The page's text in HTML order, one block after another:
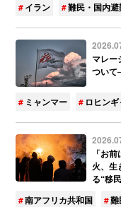
イラン 難民・国内
マレー
ついて
ミャンマー ロヒンギ
「お
火、
る“移
南アフリカ共和国
難